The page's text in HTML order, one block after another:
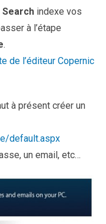
indexe vos
à l’étape
.
de l’éditeur Copernic
à présent créer un
default.aspx
un email, etc…